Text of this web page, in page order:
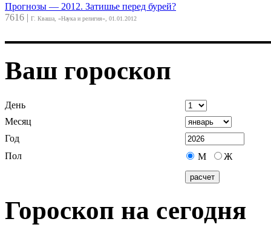
Прогнозы — 2012. Затишье перед бурей?
7616 | Г. Кваша, «Наука и религия», 01.01.2012
Ваш гороскоп
День
Месяц
Год
Пол
М Ж
Гороскоп на сегодня